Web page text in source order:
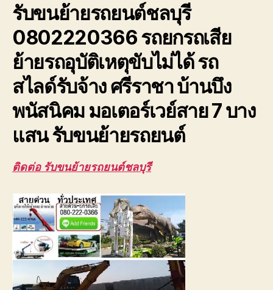
รถ
อุบัติเหตุ
ขับ
ไม่
ได้
รับขนย้ายรถยนต์ชลบุรี
0802220366 รถยกรถเสีย
ย้ายรถอุบัติเหตุขับไม่ได้ รถ
สไลด์รับจ้าง ศรีราชา บ้านบึง
พนัสนิคม มอเตอร์เวย์สาย 7 บาง
แสน รับขนย้ายรถยนต์
ติดต่อ รับขนย้ายรถยนต์ชลบุรี